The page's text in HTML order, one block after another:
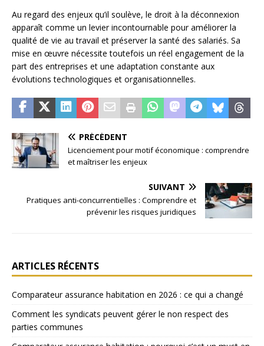
Au regard des enjeux qu’il soulève, le droit à la déconnexion
apparaît comme un levier incontournable pour améliorer la
qualité de vie au travail et préserver la santé des salariés. Sa
mise en œuvre nécessite toutefois un réel engagement de la
part des entreprises et une adaptation constante aux
évolutions technologiques et organisationnelles.
PRÉCÉDENT
Licenciement pour motif économique : comprendre
et maîtriser les enjeux
SUIVANT
Pratiques anti-concurrentielles : Comprendre et
prévenir les risques juridiques
ARTICLES RÉCENTS
Comparateur assurance habitation en 2026 : ce qui a changé
Comment les syndicats peuvent gérer le non respect des
parties communes